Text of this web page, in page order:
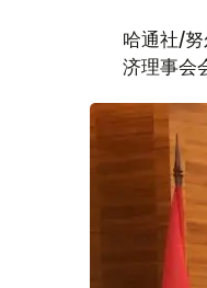
哈通社/
济理事会